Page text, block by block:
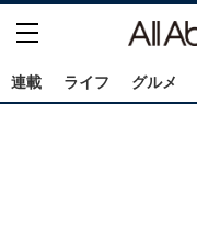
連載 ライフ グルメ